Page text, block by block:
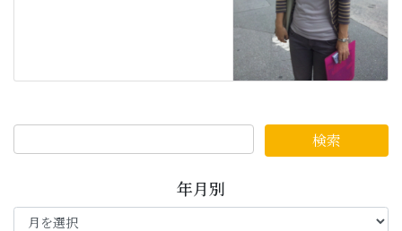
年月別
年